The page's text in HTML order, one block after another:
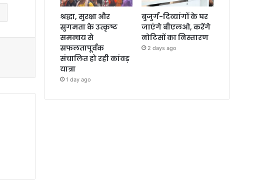
श्रद्धा, सुरक्षा और
सुगमता के उत्कृष्ट
समन्वय से
सफलतापूर्वक
संचालित हो रही कांवड़
यात्रा
1 day ago
बुजुर्ग-दिव्यांगों के घर
जाएंगे बीएलओ, करेंगे
नोटिसों का निस्तारण
2 days ago